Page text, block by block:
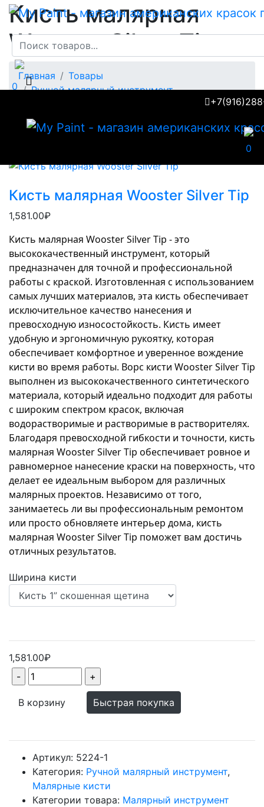
0
0
Кисть малярная
Wooster Silver Tip
Главная
Товары
Ручной малярный инструмент
Кисть малярная Wooster Silver Tip
1,581.00₽
Кисть малярная Wooster Silver Tip - это
высококачественный инструмент, который
предназначен для точной и профессиональной
работы с краской. Изготовленная с использованием
самых лучших материалов, эта кисть обеспечивает
исключительное качество нанесения и
превосходную износостойкость. Кисть имеет
удобную и эргономичную рукоятку, которая
обеспечивает комфортное и уверенное вождение
кисти во время работы. Ворс кисти Wooster Silver Tip
выполнен из высококачественного синтетического
материала, который идеально подходит для работы
с широким спектром красок, включая
водорастворимые и растворимые в растворителях.
Благодаря превосходной гибкости и точности, кисть
малярная Wooster Silver Tip обеспечивает ровное и
равномерное нанесение краски на поверхность, что
делает ее идеальным выбором для различных
малярных проектов. Независимо от того,
занимаетесь ли вы профессиональным ремонтом
или просто обновляете интерьер дома, кисть
малярная Wooster Silver Tip поможет вам достичь
отличных результатов.
Ширина кисти
1,581.00₽
В корзину Быстрая покупка
Артикул: 5224-1
Категория: Ручной малярный инструмент,
Малярные кисти
Категории товара: Малярный инструмент